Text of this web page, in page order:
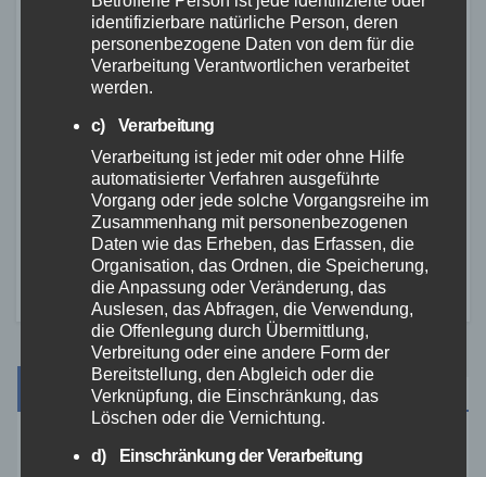
RETTUNGSDIENST
Große Suchaktion in
Flammersfeld: Vermisste
Person wohlbehalten
gefunden
7. AUG. 2026
Suche
identifizierbare natürliche Person, deren
personenbezogene Daten von dem für die
Verarbeitung Verantwortlichen verarbeitet
werden.
c) Verarbeitung
Verarbeitung ist jeder mit oder ohne Hilfe
automatisierter Verfahren ausgeführte
Vorgang oder jede solche Vorgangsreihe im
Zusammenhang mit personenbezogenen
Daten wie das Erheben, das Erfassen, die
Organisation, das Ordnen, die Speicherung,
die Anpassung oder Veränderung, das
Auslesen, das Abfragen, die Verwendung,
die Offenlegung durch Übermittlung,
Verbreitung oder eine andere Form der
Bereitstellung, den Abgleich oder die
Verknüpfung, die Einschränkung, das
Löschen oder die Vernichtung.
d) Einschränkung der Verarbeitung